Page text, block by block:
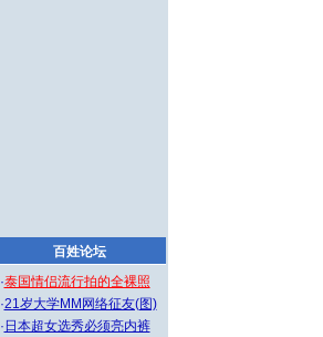
百姓论坛
·泰国情侣流行拍的全裸照
·21岁大学MM网络征友(图)
· 日本超女选秀必须亮内裤